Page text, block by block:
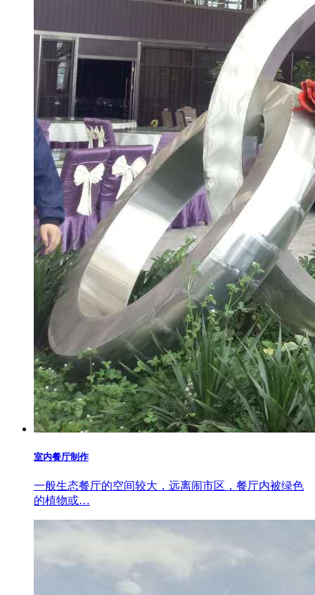
室内餐厅制作
一般生态餐厅的空间较大，远离闹市区，餐厅内被绿色
的植物或…